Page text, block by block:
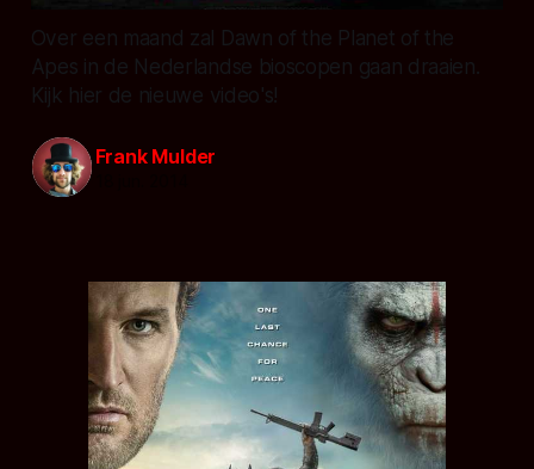
Over een maand zal Dawn of the Planet of the
Apes in de Nederlandse bioscopen gaan draaien.
Kijk hier de nieuwe video's!
Frank Mulder